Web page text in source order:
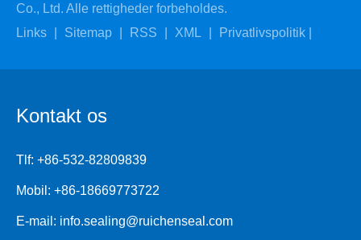
Co., Ltd. Alle rettigheder forbeholdes.
Links
Sitemap RSS XML Privatlivspolitik
Kontakt os
Tlf: +86-532-82809839
Mobil: +86-18669773722
E-mail: info.sealing@ruichenseal.com